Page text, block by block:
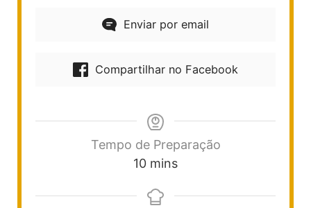
Enviar por email
Compartilhar no Facebook
Tempo de Preparação
10 mins